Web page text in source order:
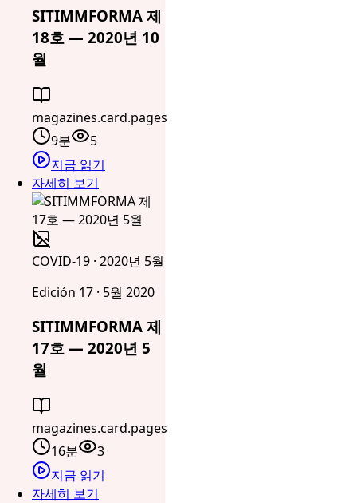
SITIMMFORMA 제
18호 — 2020년 10
월
magazines.card.pages
9분
5
지금 읽기
자세히 보기
COVID-19 · 2020년 5월
Edición 17 · 5월 2020
SITIMMFORMA 제
17호 — 2020년 5
월
magazines.card.pages
16분
3
지금 읽기
자세히 보기